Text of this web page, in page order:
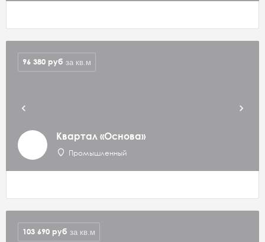
Квартал «Основа»
Промышленный
96 380 руб за кв.м
103 690 руб за кв.м